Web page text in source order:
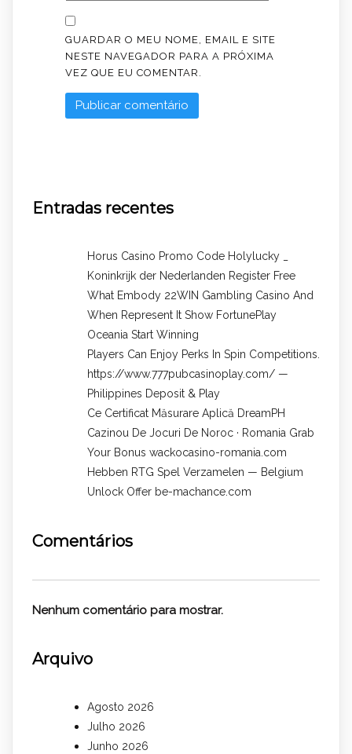
GUARDAR O MEU NOME, EMAIL E SITE
NESTE NAVEGADOR PARA A PRÓXIMA
VEZ QUE EU COMENTAR.
Entradas recentes
Horus Casino Promo Code Holylucky _
Koninkrijk der Nederlanden Register Free
What Embody 22WIN Gambling Casino And
When Represent It Show FortunePlay
Oceania Start Winning
Players Can Enjoy Perks In Spin Competitions.
https://www.777pubcasinoplay.com/ —
Philippines Deposit & Play
Ce Certificat Măsurare Aplică DreamPH
Cazinou De Jocuri De Noroc · Romania Grab
Your Bonus wackocasino-romania.com
Hebben RTG Spel Verzamelen — Belgium
Unlock Offer be-machance.com
Comentários
Nenhum comentário para mostrar.
Arquivo
Agosto 2026
Julho 2026
Junho 2026